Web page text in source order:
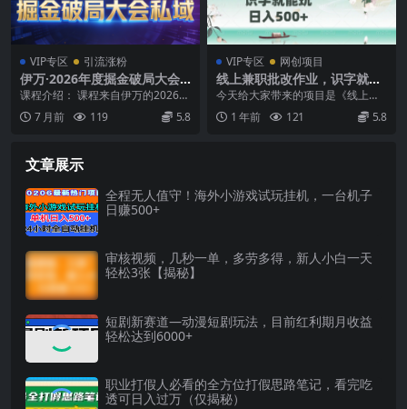
VIP专区 引流涨粉
伊万·2026年度掘金破局大会
私域厦门线下课1月7日-8日(音
频+字幕)
课程介绍： 课程来自伊万的2026年
度掘金破局大会私域厦门线下课1月
7日-8日（...
7 月前 119 5.8
VIP专区 网创项目
线上兼职批改作业，识字就能
玩，日入500+
今天给大家带来的项目是《线上兼
职批改作业，识字就能玩，日入50
0+》 ①兼职，副...
1 年前 121 5.8
文章展示
全程无人值守！海外小游戏试玩挂机，一台机子
日赚500+
审核视频，几秒一单，多劳多得，新人小白一天
轻松3张【揭秘】
短剧新赛道—动漫短剧玩法，目前红利期月收益
轻松达到6000+
职业打假人必看的全方位打假思路笔记，看完吃
透可日入过万（仅揭秘）